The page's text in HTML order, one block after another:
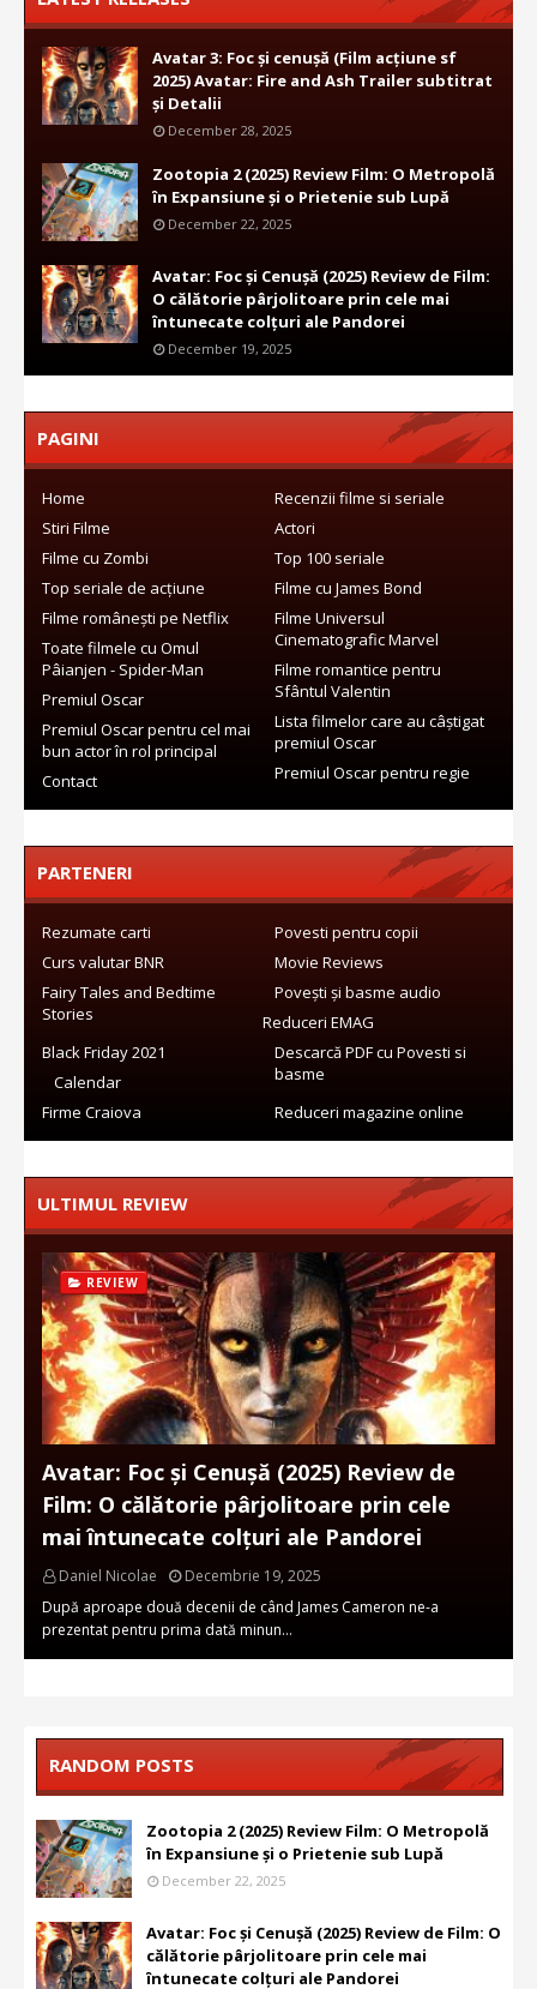
Avatar 3: Foc și cenușă (Film acțiune sf
2025) Avatar: Fire and Ash Trailer subtitrat
și Detalii
December 28, 2025
Zootopia 2 (2025) Review Film: O Metropolă
în Expansiune și o Prietenie sub Lupă
December 22, 2025
Avatar: Foc și Cenușă (2025) Review de Film:
O călătorie pârjolitoare prin cele mai
întunecate colțuri ale Pandorei
December 19, 2025
PAGINI
Home
Recenzii filme si seriale
Stiri Filme
Actori
Filme cu Zombi
Top 100 seriale
Top seriale de acțiune
Filme cu James Bond
Filme românești pe Netflix
Filme Universul
Cinematografic Marvel
Toate filmele cu Omul
Pâianjen - Spider-Man
Filme romantice pentru
Sfântul Valentin
Premiul Oscar
Lista filmelor care au câștigat
premiul Oscar
Premiul Oscar pentru cel mai
bun actor în rol principal
Premiul Oscar pentru regie
Contact
PARTENERI
Rezumate carti
Povesti pentru copii
Curs valutar BNR
Movie Reviews
Fairy Tales and Bedtime
Stories
Povești și basme audio
Reduceri EMAG
Descarcă PDF cu Povesti si
basme
Black Friday 2021
Calendar
Firme Craiova
Reduceri magazine online
ULTIMUL REVIEW
REVIEW
Avatar: Foc și Cenușă (2025) Review de
Film: O călătorie pârjolitoare prin cele
mai întunecate colțuri ale Pandorei
Daniel Nicolae
Decembrie 19, 2025
După aproape două decenii de când James Cameron ne-a
prezentat pentru prima dată minun…
RANDOM POSTS
Zootopia 2 (2025) Review Film: O Metropolă
în Expansiune și o Prietenie sub Lupă
December 22, 2025
Avatar: Foc și Cenușă (2025) Review de Film: O
călătorie pârjolitoare prin cele mai
întunecate colțuri ale Pandorei